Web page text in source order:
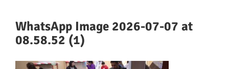
WhatsApp Image 2026-07-07 at
08.58.52 (1)